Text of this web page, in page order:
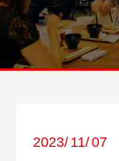
2023/ 11/07